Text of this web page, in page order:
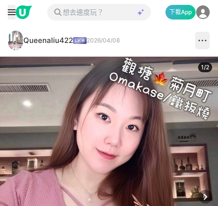
下載App
Queenaliu422 2026/04/08
1/2